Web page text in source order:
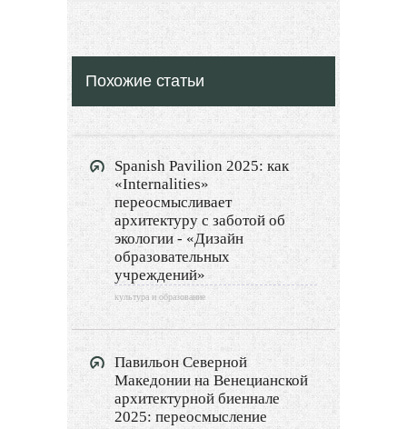
Культура и образование
Красота и здоровье
Декор
Двор и сад
Архитектура
Дизайн интерьера
Ландшафтный дизайн
LIMITED EDITION
Видео новости
Дизайн разное
Похожие статьи
Spanish Pavilion 2025: как
«Internalities»
переосмысливает
архитектуру с заботой об
экологии - «Дизайн
образовательных
учреждений»
культура и образование
Павильон Северной
Македонии на Венецианской
архитектурной биеннале
2025: переосмысление